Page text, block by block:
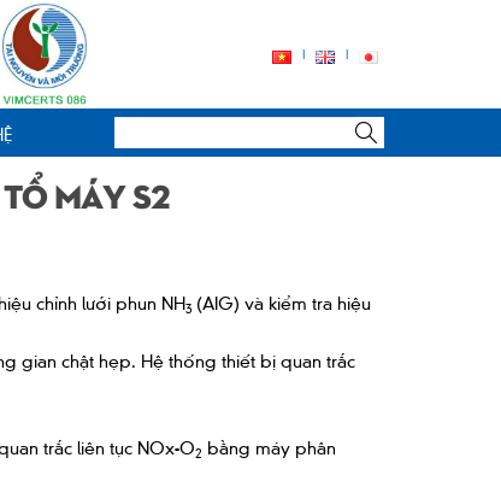
máy S2
chỉnh lưới phun NH3 (AIG) và kiểm tra hiệu
gian chật hẹp. Hệ thống thiết bị quan trắc
trắc liên tục NOx-O2 bằng máy phân